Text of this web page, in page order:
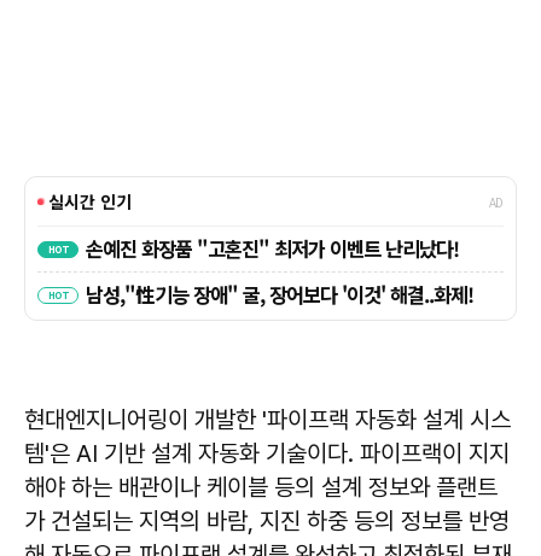
현대엔지니어링이 개발한 '파이프랙 자동화 설계 시스
템'은 AI 기반 설계 자동화 기술이다. 파이프랙이 지지
해야 하는 배관이나 케이블 등의 설계 정보와 플랜트
가 건설되는 지역의 바람, 지진 하중 등의 정보를 반영